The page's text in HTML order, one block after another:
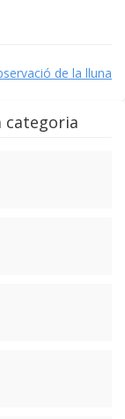
de la lluna
categoria